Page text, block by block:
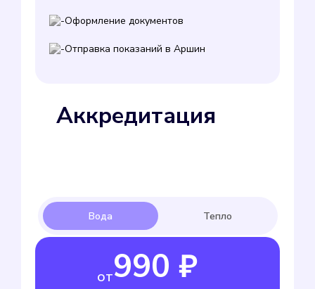
Оформление документов
Отправка показаний в Аршин
Аккредитация
от990 ₽